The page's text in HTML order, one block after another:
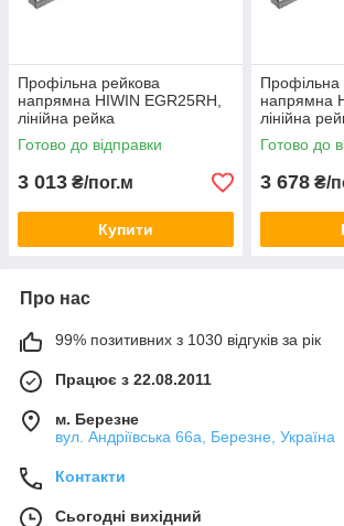
Профільна рейкова
напрямна HIWIN EGR25RH,
лінійна рейка
Готово до відправки
3 013 ₴/пог.м
Купити
Профільна
напрямна
лінійна
Готово до
3 678 ₴/
Про нас
99% позитивних з 1030 відгуків за рік
Працює з 22.08.2011
м. Березне
вул. Андріївська 66а, Березне, Україна
Контакти
Сьогодні вихідний